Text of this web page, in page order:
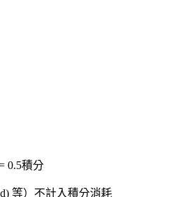
0.5積分
等）不計入積分消耗